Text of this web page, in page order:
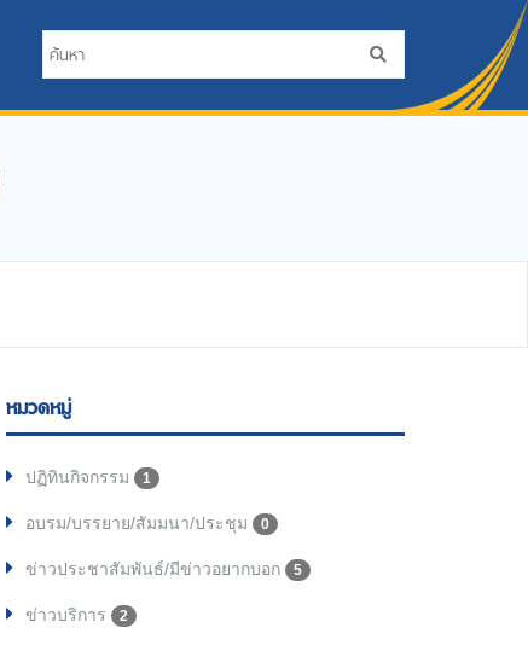
หมวดหมู่
ปฏิทินกิจกรรม 1
อบรม/บรรยาย/สัมมนา/ประชุม 0
ข่าวประชาสัมพันธ์/มีข่าวอยากบอก 5
ข่าวบริการ 2